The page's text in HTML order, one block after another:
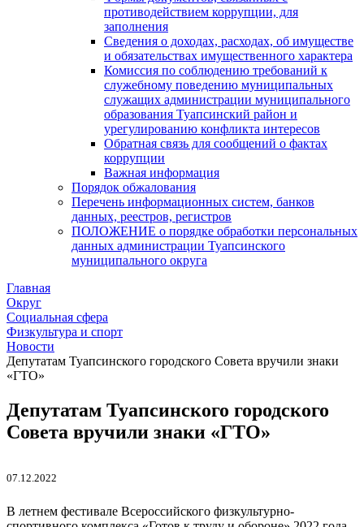
противодействием коррупции, для
заполнения
Сведения о доходах, расходах, об имуществе
и обязательствах имущественного характера
Комиссия по соблюдению требований к
служебному поведению муниципальных
служащих администрации муниципального
образования Туапсинский район и
урегулированию конфликта интересов
Обратная связь для сообщений о фактах
коррупции
Важная информация
Порядок обжалования
Перечень информационных систем, банков
данных, реестров, регистров
ПОЛОЖЕНИЕ о порядке обработки персональных
данных администрации Туапсинского
муниципального округа
Главная
Округ
Социальная сфера
Физкультура и спорт
Новости
Депутатам Туапсинского городского Совета вручили знаки
«ГТО»
Депутатам Туапсинского городского
Совета вручили знаки «ГТО»
07.12.2022
В летнем фестивале Всероссийского физкультурно-